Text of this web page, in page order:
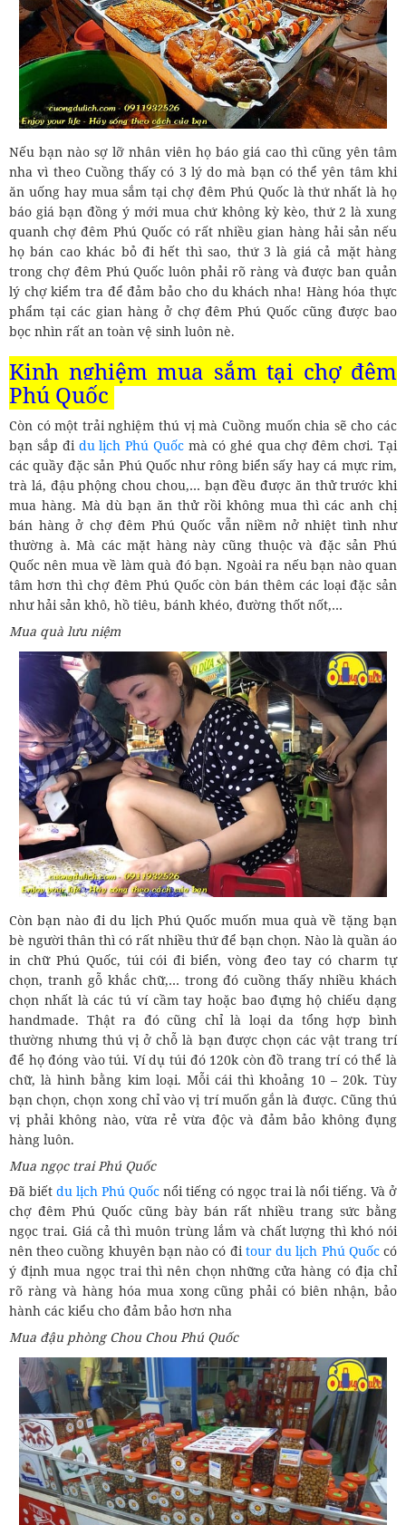
Nếu bạn nào sợ lỡ nhân viên họ báo giá cao thì cũng yên tâm
nha vì theo Cuồng thấy có 3 lý do mà bạn có thể yên tâm khi
ăn uống hay mua sắm tại chợ đêm Phú Quốc là thứ nhất là họ
báo giá bạn đồng ý mới mua chứ không kỳ kèo, thứ 2 là xung
quanh chợ đêm Phú Quốc có rất nhiều gian hàng hải sản nếu
họ bán cao khác bỏ đi hết thì sao, thứ 3 là giá cả mặt hàng
trong chợ đêm Phú Quốc luôn phải rõ ràng và được ban quản
lý chợ kiểm tra để đảm bảo cho du khách nha! Hàng hóa thực
phẩm tại các gian hàng ở chợ đêm Phú Quốc cũng được bao
bọc nhìn rất an toàn vệ sinh luôn nè.
Kinh nghiệm mua sắm tại chợ đêm
Phú Quốc
Còn có một trải nghiệm thú vị mà Cuồng muốn chia sẽ cho các
bạn sắp đi du lịch Phú Quốc mà có ghé qua chợ đêm chơi. Tại
các quầy đặc sản Phú Quốc như rông biển sấy hay cá mực rim,
trà lá, đậu phộng chou chou,… bạn đều được ăn thử trước khi
mua hàng. Mà dù bạn ăn thử rồi không mua thì các anh chị
bán hàng ở chợ đêm Phú Quốc vẫn niềm nở nhiệt tình như
thường à. Mà các mặt hàng này cũng thuộc và đặc sản Phú
Quốc nên mua về làm quà đó bạn. Ngoài ra nếu bạn nào quan
tâm hơn thì chợ đêm Phú Quốc còn bán thêm các loại đặc sản
như hải sản khô, hồ tiêu, bánh khéo, đường thốt nốt,…
Mua quà lưu niệm
Còn bạn nào đi du lịch Phú Quốc muốn mua quà về tặng bạn
bè người thân thì có rất nhiều thứ để bạn chọn. Nào là quần áo
in chữ Phú Quốc, túi cói đi biển, vòng đeo tay có charm tự
chọn, tranh gỗ khắc chữ,… trong đó cuồng thấy nhiều khách
chọn nhất là các tú ví cầm tay hoặc bao đựng hộ chiếu dạng
handmade. Thật ra đó cũng chỉ là loại da tổng hợp bình
thường nhưng thú vị ở chỗ là bạn được chọn các vật trang trí
để họ đóng vào túi. Ví dụ túi đó 120k còn đồ trang trí có thể là
chữ, là hình bằng kim loại. Mỗi cái thì khoảng 10 – 20k. Tùy
bạn chọn, chọn xong chỉ vào vị trí muốn gắn là được. Cũng thú
vị phải không nào, vừa rẻ vừa độc và đảm bảo không đụng
hàng luôn.
Mua ngọc trai Phú Quốc
Đã biết du lịch Phú Quốc nổi tiếng có ngọc trai là nổi tiếng. Và ở
chợ đêm Phú Quốc cũng bày bán rất nhiều trang sức bằng
ngọc trai. Giá cả thì muôn trùng lắm và chất lượng thì khó nói
nên theo cuồng khuyên bạn nào có đi tour du lịch Phú Quốccó
ý định mua ngọc trai thì nên chọn những cửa hàng có địa chỉ
rõ ràng và hàng hóa mua xong cũng phải có biên nhận, bảo
hành các kiểu cho đảm bảo hơn nha
Mua đậu phòng Chou Chou Phú Quốc